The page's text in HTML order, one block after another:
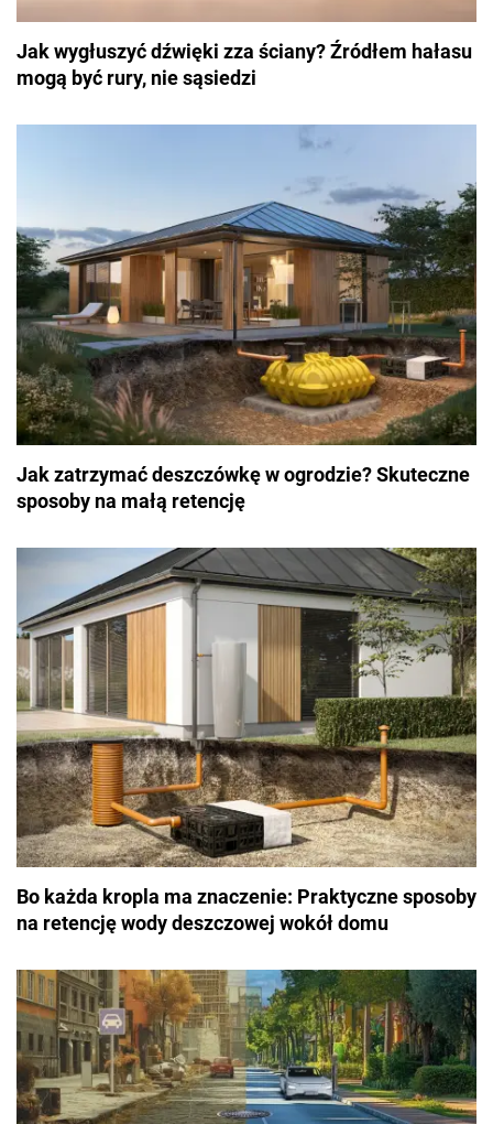
Jak wygłuszyć dźwięki zza ściany? Źródłem hałasu
mogą być rury, nie sąsiedzi
Jak zatrzymać deszczówkę w ogrodzie? Skuteczne
sposoby na małą retencję
Bo każda kropla ma znaczenie: Praktyczne sposoby
na retencję wody deszczowej wokół domu